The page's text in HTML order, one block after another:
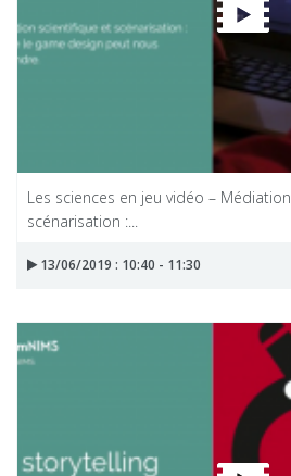
Les sciences en jeu vidéo –
scénarisation :...
13/06/2019 : 10:40 - 11:30